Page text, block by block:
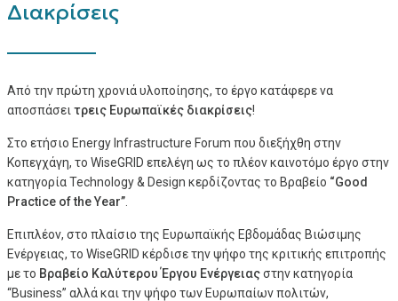
Διακρίσεις
Από την πρώτη χρονιά υλοποίησης, το έργο κατάφερε να
αποσπάσει τρεις Ευρωπαϊκές διακρίσεις!
Στο ετήσιο Energy Infrastructure Forum που διεξήχθη στην
Κοπεγχάγη, το WiseGRID επελέγη ως το πλέον καινοτόμο έργο στην
κατηγορία Technology & Design κερδίζοντας το Βραβείο “Good
Practice of the Year”
Επιπλέον, στο πλαίσιο της Ευρωπαϊκής Εβδομάδας Βιώσιμης
Ενέργειας, το WiseGRID κέρδισε την ψήφο της κριτικής επιτροπής
με το Βραβείο Καλύτερου Έργου Ενέργειαςστην κατηγορία
“Business” αλλά και την ψήφο των Ευρωπαίων πολιτών,